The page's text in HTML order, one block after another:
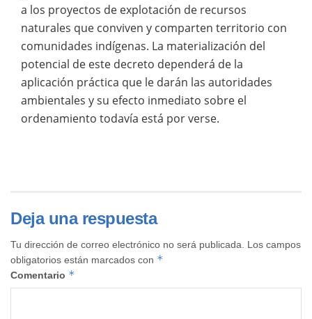
a los proyectos de explotación de recursos
naturales que conviven y comparten territorio con
comunidades indígenas. La materialización del
potencial de este decreto dependerá de la
aplicación práctica que le darán las autoridades
ambientales y su efecto inmediato sobre el
ordenamiento todavía está por verse.
Deja una respuesta
Tu dirección de correo electrónico no será publicada.
Los campos
obligatorios están marcados con *
Comentario *